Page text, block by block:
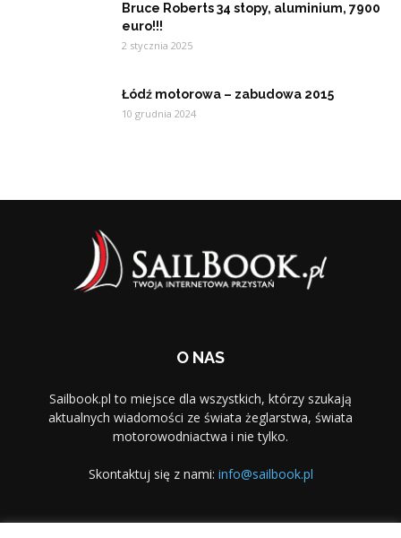
Bruce Roberts 34 stopy, aluminium, 7900
euro!!!
2 stycznia 2025
Łódź motorowa – zabudowa 2015
10 grudnia 2024
O NAS
Sailbook.pl to miejsce dla wszystkich, którzy szukają
aktualnych wiadomości ze świata żeglarstwa, świata
motorowodniactwa i nie tylko.
Skontaktuj się z nami: info@sailbook.pl